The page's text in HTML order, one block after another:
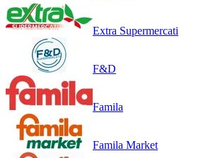
Extra Supermercati
F&D
Famila
Famila Market